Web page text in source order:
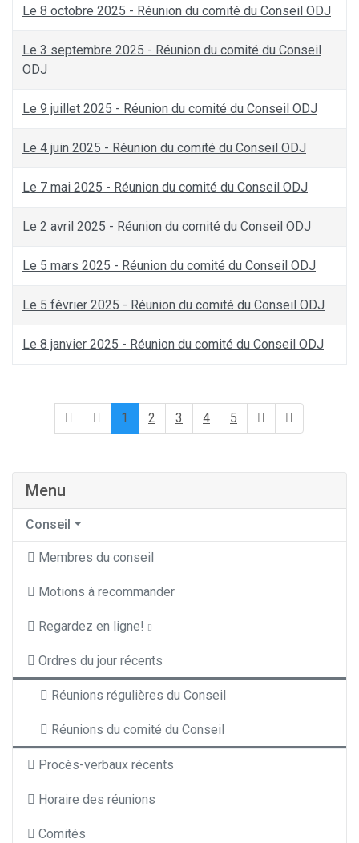
Le 8 octobre 2025 - Réunion du comité du Conseil ODJ
Le 3 septembre 2025 - Réunion du comité du Conseil
ODJ
Le 9 juillet 2025 - Réunion du comité du Conseil ODJ
Le 4 juin 2025 - Réunion du comité du Conseil ODJ
Le 7 mai 2025 - Réunion du comité du Conseil ODJ
Le 2 avril 2025 - Réunion du comité du Conseil ODJ
Le 5 mars 2025 - Réunion du comité du Conseil ODJ
Le 5 février 2025 - Réunion du comité du Conseil ODJ
Le 8 janvier 2025 - Réunion du comité du Conseil ODJ
1 2 3 4 5
Menu
Conseil
Membres du conseil
Motions à recommander
Regardez en ligne!
Ordres du jour récents
Réunions régulières du Conseil
Réunions du comité du Conseil
Procès-verbaux récents
Horaire des réunions
Comités